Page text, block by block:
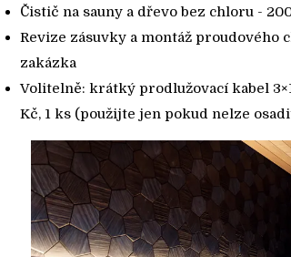
Čistič na sauny a dřevo bez chloru -
Revize zásuvky a montáž proudového
zakázka
Volitelně: krátký prodlužovací kabel
Kč, 1 ks (použijte jen pokud nelze